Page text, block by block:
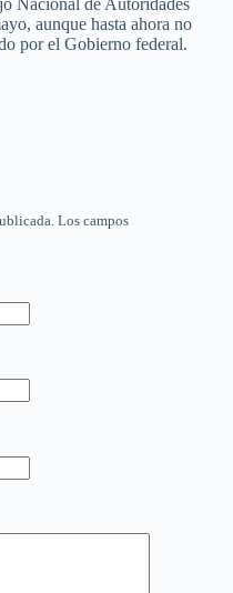
Nacional de Autoridades
aunque hasta ahora no
por el Gobierno federal.
Los campos